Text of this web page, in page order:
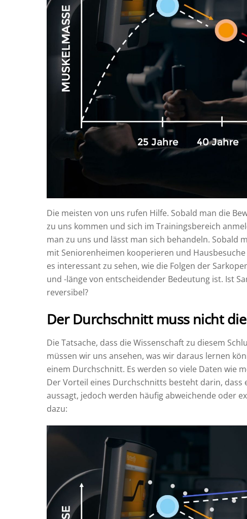
Die meisten von uns rufen Hilfe. Sobald man die
zu uns kommen und sich im Trainingsbereich
man zu uns und lässt man sich behandeln. Sobald
mit Seniorenheimen kooperieren und
es interessant zu sehen, wie die Folgen der
und -länge von entscheidender Bedeutung ist. Ist
reversibel?
Der Durchschnitt muss nicht
Die Tatsache, dass die Wissenschaft zu diesem
müssen wir uns ansehen, was wir daraus lernen
einem Durchschnitt. Es werden so viele Daten wie
Der Vorteil eines Durchschnitts besteht darin,
aussagt, jedoch werden häufig abweichende oder
dazu: